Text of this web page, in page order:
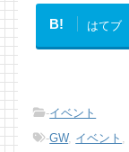
B! はてブ
-イベント
-GW, イベント ,